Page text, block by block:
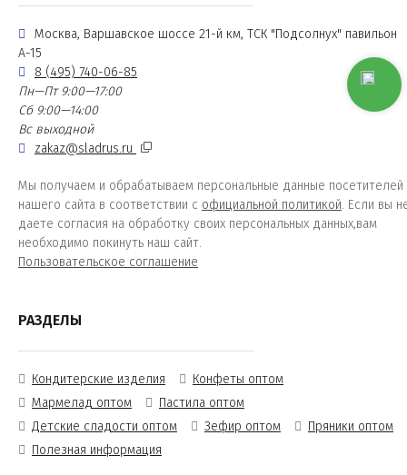
Москва, Варшавское шоссе 21-й км, ТСК "Подсолнух" павильон
А-15
8 (495) 740-06-85
Пн—Пт 9:00—17:00
Сб 9:00—14:00
Вс выходной
zakaz@sladrus.ru
Мы получаем и обрабатываем персональные данные посетителей
нашего сайта в соответствии с официальной политикой. Если вы
даете согласия на обработку своих персональных данных,вам
необходимо покинуть наш сайт.
Пользовательское соглашение
РАЗДЕЛЫ
Кондитерские изделия
Конфеты оптом
Мармелад оптом
Пастила оптом
Детские сладости оптом
Зефир оптом
Пряники оптом
Полезная информация